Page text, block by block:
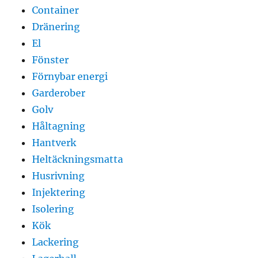
Container
Dränering
El
Fönster
Förnybar energi
Garderober
Golv
Håltagning
Hantverk
Heltäckningsmatta
Husrivning
Injektering
Isolering
Kök
Lackering